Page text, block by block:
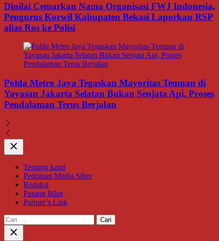
Dinilai Cemarkan Nama Organisasi FWJ Indonesia,
Pengurus Korwil Kabupaten Bekasi Laporkan RSP
alias Ros ke Polisi
Polda Metro Jaya Tegaskan Mayoritas Temuan di
Yayasan Jakarta Selatan Bukan Senjata Api, Proses
Pendalaman Terus Berjalan
Close
Tentang kami
Pedoman Media Siber
Redaksi
Pasang Iklan
Partner’s Link
Cari
untuk:
Close
search